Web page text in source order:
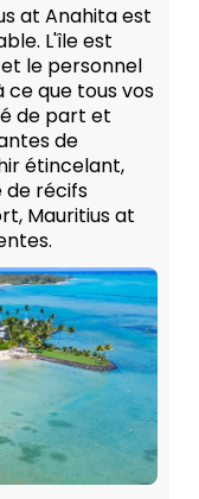
at Anahita est
L'île est
le personnel
ce que tous vos
de part et
de
étincelant,
de récifs
Mauritius at